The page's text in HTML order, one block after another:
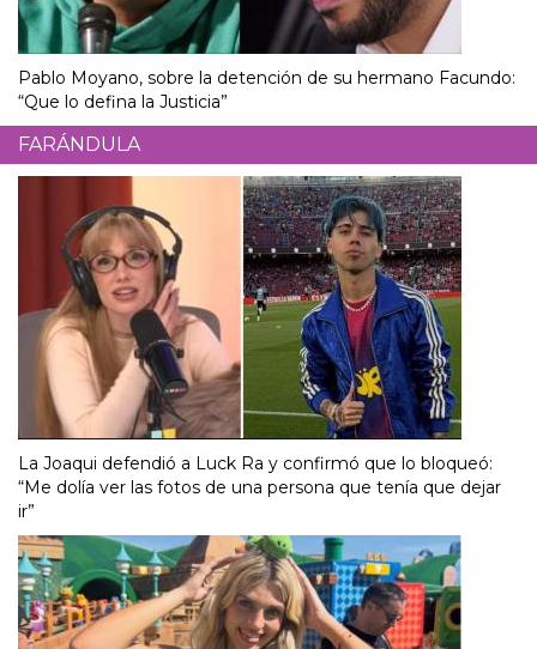
Pablo Moyano, sobre la detención de su hermano Facundo:
“Que lo defina la Justicia”
FARÁNDULA
La Joaqui defendió a Luck Ra y confirmó que lo bloqueó:
“Me dolía ver las fotos de una persona que tenía que dejar
ir”